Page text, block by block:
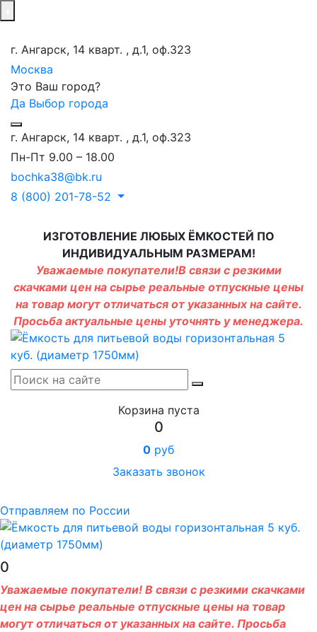
г. Ангарск, 14 кварт. , д.1, оф.323
Москва
Это Ваш город?
Да Выбор города
г. Ангарск, 14 кварт. , д.1, оф.323
Пн-Пт 9.00 – 18.00
bochka38@bk.ru
8 (800) 201-78-52
ИЗГОТОВЛЕНИЕ ЛЮБЫХ ЁМКОСТЕЙ ПО
ИНДИВИДУАЛЬНЫМ РАЗМЕРАМ!
Уважаемые покупатели!В связи с резкими
скачками цен на сырье реальные отпускные цены
на товар могут отличаться от указанных на сайте.
Просьба актуальные цены уточнять у менеджера.
Корзина пуста
0
0 руб
Заказать звонок
Отправляем по России
0
Уважаемые покупатели! В связи с резкими скачками
цен на сырье реальные отпускные цены на товар
могут отличаться от указанных на сайте. Просьба